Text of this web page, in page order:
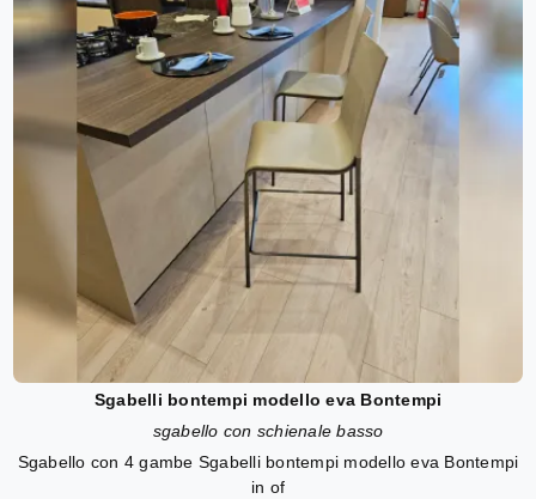
Sgabelli bontempi modello eva Bontempi
sgabello con schienale basso
Sgabello con 4 gambe Sgabelli bontempi modello eva Bontempi
in of